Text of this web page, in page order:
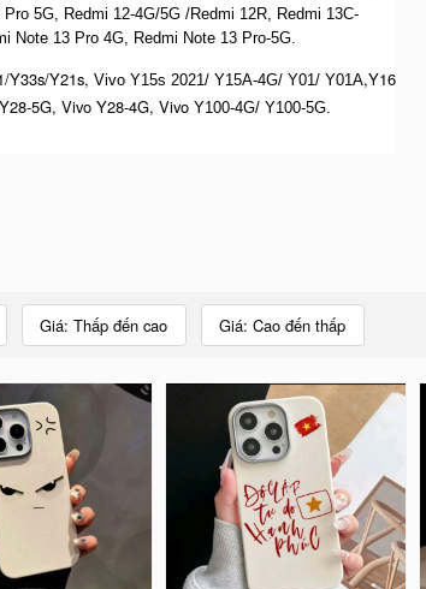
5G, Redmi 12-4G/5G /Redmi 12R, Redmi 13C-
Note 13 Pro 4G, Redmi Note 13 Pro-5G.
Y33s/Y21s, Vivo Y15s 2021/ Y15A-4G/ Y01/ Y01A,Y16
5G, Vivo Y28-4G, Vivo Y100-4G/ Y100-5G.
Giá: Thấp đến cao Giá: Cao đến thấp